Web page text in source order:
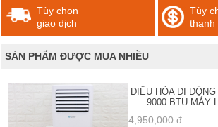
Tùy chọn
giao dịch
Tùy
thanh
SẢN PHẨM ĐƯỢC MUA NHIỀU
ĐIỀU HÒA DI
9000 BTU MÁY
4,950,000 đ